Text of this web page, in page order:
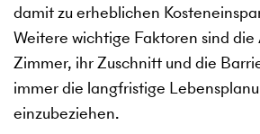
damit zu erheblichen
Weitere wichtige Faktoren sind die
Zimmer, ihr Zuschnitt und die
immer die langfristige
einzubeziehen.